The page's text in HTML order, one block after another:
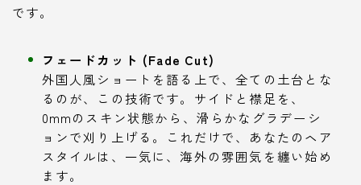
です。
フェードカット (Fade Cut)
外国人風ショートを語る上で、全ての土台とな
るのが、この技術です。サイドと襟足を、
0mmのスキン状態から、滑らかなグラデーシ
ョンで刈り上げる。これだけで、あなたのヘア
スタイルは、一気に、海外の雰囲気を纏い始め
ます。